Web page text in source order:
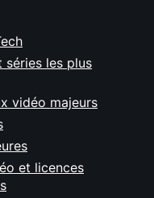
séries les plus
vidéo majeurs
et licences